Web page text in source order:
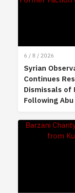
6 / 8 / 2026
Syrian
Continues
Dismissals of
Following Abu